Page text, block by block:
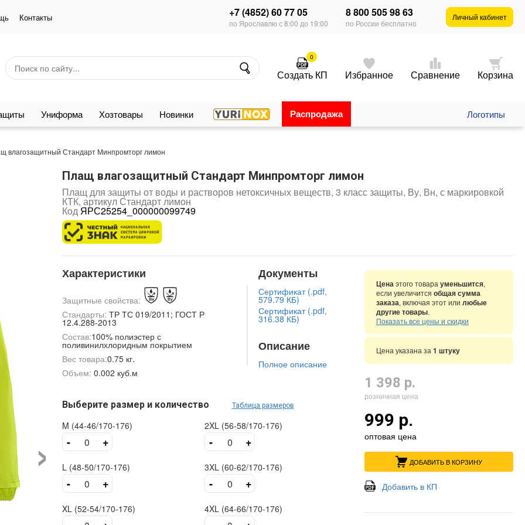
Контакты +7 (4852) 60 77 05
по Ярославлю с 8:00 до 19:00
8 800 505 98 63
по России бесплатно
Личный кабинет
0
Создать КП Избранное Сравнение Корзина
Униформа Хозтовары Новинки Распродажа Логотипы
влагозащитный Стандарт Минпромторг лимон
›
Плащ влагозащитный Стандарт Минпромторг лимон
Плащ для защиты от воды и растворов нетоксичных веществ, 3 класс защиты, Ву, Вн, с маркировкой
КТК, артикул Стандарт лимон
КодЯРС25254_000000099749
Характеристики
Защитные свойства:
Стандарты: ТР ТС 019/2011; ГОСТ Р
12.4.288-2013
Состав:100% полиэстер с
поливинилхлоридным покрытием
Вес товара:0.75 кг.
Объем: 0.002 куб.м
Документы
Сертификат (.pdf,
579.79 КБ)
Сертификат (.pdf,
316.38 КБ)
Описание
Полное описание
Выберите размер и количество Таблица размеров
M (44-46/170-176)
- +
L (48-50/170-176)
- +
XL (52-54/170-176)
2XL (56-58/170-176)
- +
3XL (60-62/170-176)
- +
4XL (64-66/170-176)
Ценаэтого товара уменьшится,
если увеличится общая сумма
заказа, включая этот или любые
другие товары.
Показать все цены и скидки
Цена указана за 1 штуку
1 398 р.
розничная цена
999 р.
оптовая цена
ДОБАВИТЬ В КОРЗИНУ
Добавить в КП